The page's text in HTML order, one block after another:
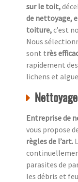
sur le toit,
de nettoyage,
toiture,c’est
Nous
sont très
rapidement
lichens et
Entreprise de
vous propose
règles de l’art.
parasites de
les débris et